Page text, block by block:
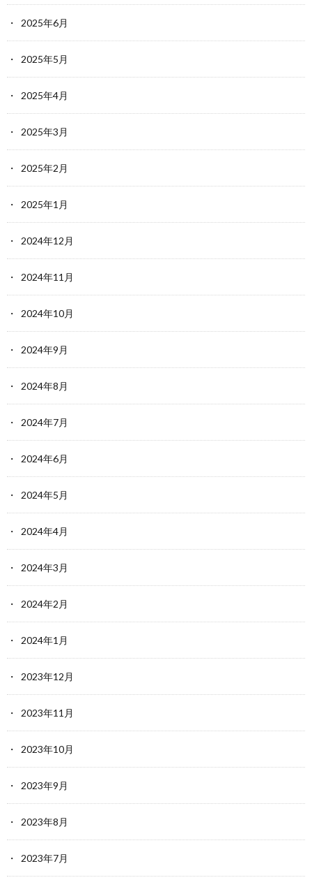
2025年6月
2025年5月
2025年4月
2025年3月
2025年2月
2025年1月
2024年12月
2024年11月
2024年10月
2024年9月
2024年8月
2024年7月
2024年6月
2024年5月
2024年4月
2024年3月
2024年2月
2024年1月
2023年12月
2023年11月
2023年10月
2023年9月
2023年8月
2023年7月